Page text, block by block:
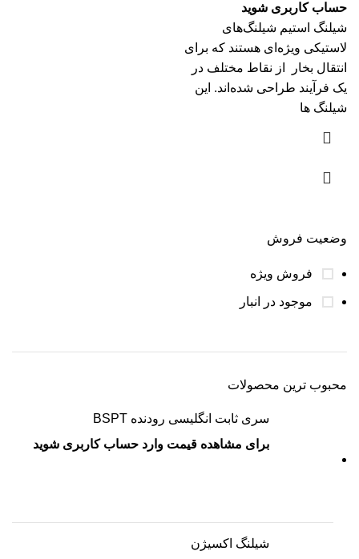
وضعیت فروش
فروش ویژه
موجود در انبار
محبوب ترین محصولات
سری ثابت انگلیسی رودنده BSPT
برای مشاهده قیمت وارد حساب کاربری شوید
شیلنگ اکسیژن
حساب کاربری شوید
شیلنگ‌ استیم شیلنگ‌های
لاستیکی ویژه‌ای هستند که برای
انتقال بخار از نقاط مختلف در
یک فرآیند طراحی شده‌اند. این
شیلنگ ها